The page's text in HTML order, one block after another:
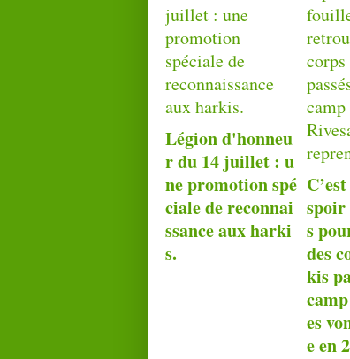
Légion d'honneu
r du 14 juillet : u
ne promotion spé
ciale de reconnai
ssance aux harki
s.
s
des
kis
es
e en